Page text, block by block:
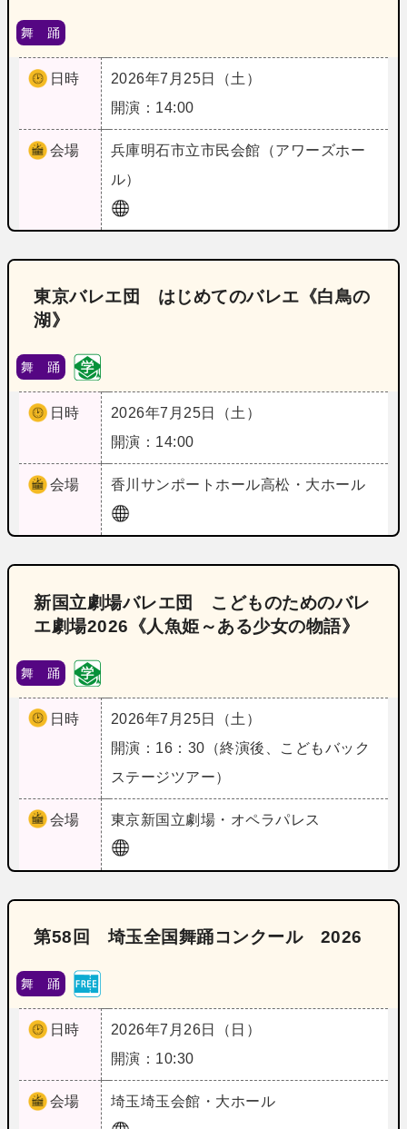
舞 踊
日時
2026年7月25日（土）
開演：14:00
会場 兵庫明石市立市民会館（アワーズホー
ル）
東京バレエ団 はじめてのバレエ《白鳥の
湖》
舞 踊
日時
2026年7月25日（土）
開演：14:00
会場 香川 サンポートホール高松・大ホール
新国立劇場バレエ団 こどものためのバレ
エ劇場2026《人魚姫～ある少女の物語》
舞 踊
日時
2026年7月25日（土）
開演：16：30（終演後、こどもバック
ステージツアー）
会場 東京新国立劇場・オペラパレス
第58回 埼玉全国舞踊コンクール 2026
舞 踊
日時
2026年7月26日（日）
開演：10:30
会場 埼玉埼玉会館・大ホール